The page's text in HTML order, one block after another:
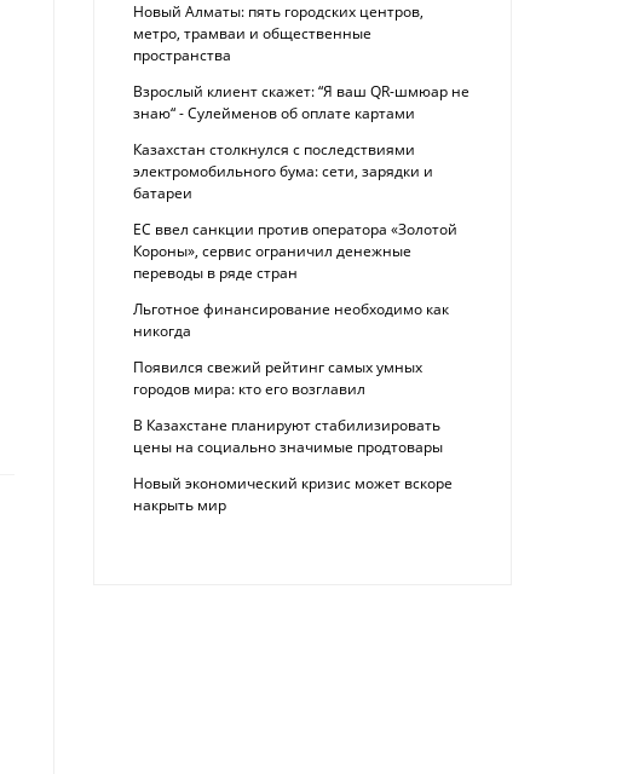
Новый Алматы: пять городских центров,
метро, трамваи и общественные
пространства
Взрослый клиент скажет: “Я ваш QR-шмюар не
знаю“ - Сулейменов об оплате картами
Казахстан столкнулся с последствиями
электромобильного бума: сети, зарядки и
батареи
ЕС ввел санкции против оператора «Золотой
Короны», сервис ограничил денежные
переводы в ряде стран
Льготное финансирование необходимо как
никогда
Появился свежий рейтинг самых умных
городов мира: кто его возглавил
В Казахстане планируют стабилизировать
цены на социально значимые продтовары
Новый экономический кризис может вскоре
накрыть мир